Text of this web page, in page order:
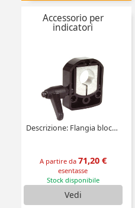
Accessorio per
indicatori
Descrizione: Flangia blocco albero
A partire da 71,20 €
esentasse
Stock disponibile
Vedi